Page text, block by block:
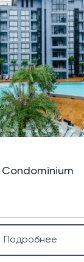
Lotus's
добраться за
езды от
Condominium
Подробнее